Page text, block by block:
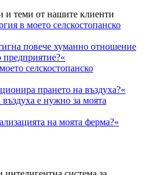
и теми от нашите клиенти
в моето селскостопанско
повече хуманно отношение
селскостопанско
прането на въздуха?«
е нужно за моята
на моята ферма?«